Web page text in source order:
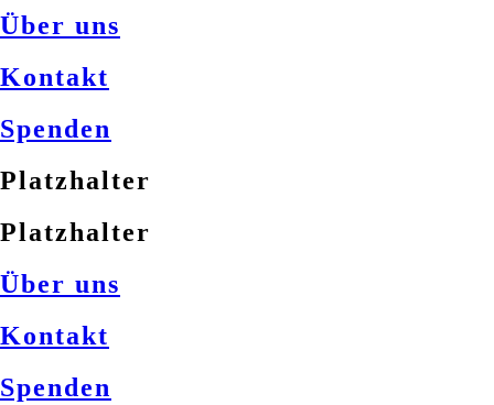
Über uns
Kontakt
Spenden
Platzhalter
Platzhalter
Über uns
Kontakt
Spenden